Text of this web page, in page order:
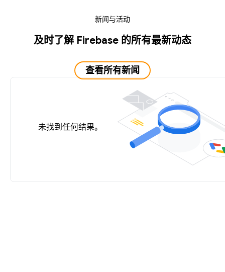
新闻与活动
及时了解 Firebase 的所有最新动态
查看所有新闻
未找到任何结果。